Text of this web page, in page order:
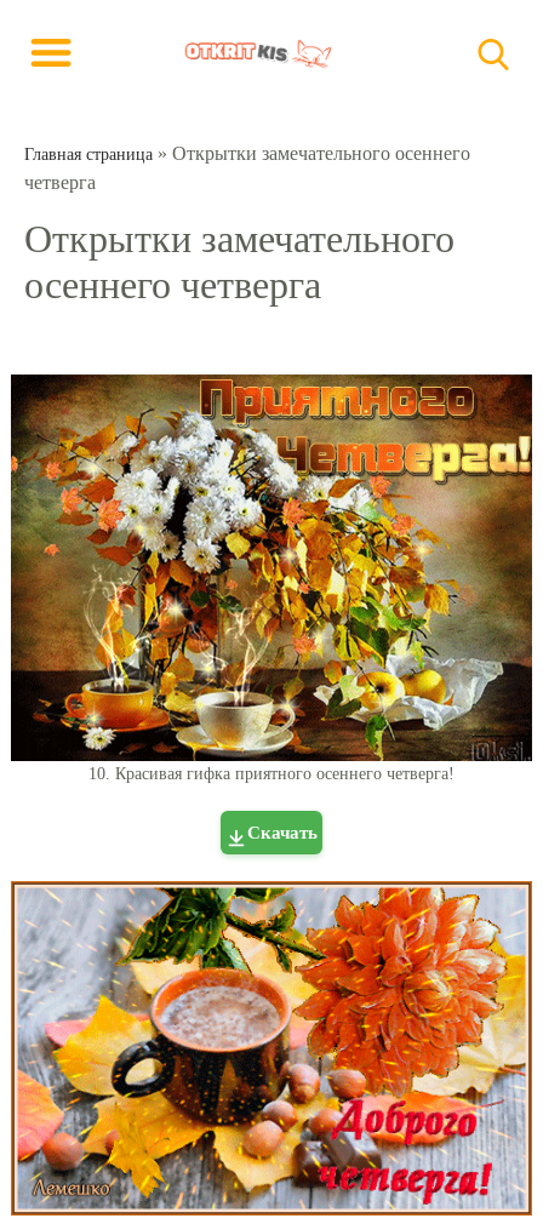
Главная страница » Открытки замечательного осеннего
четверга
Открытки замечательного
осеннего четверга
10. Красивая гифка приятного осеннего четверга!
Скачать